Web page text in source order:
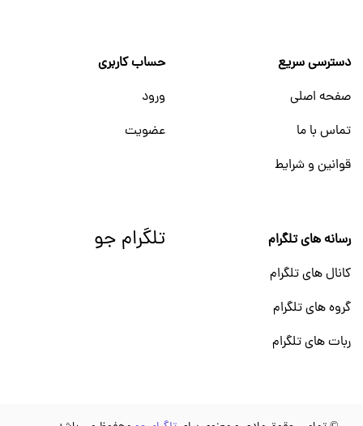
دسترسی سریع
صفحه اصلی
تماس با ما
قوانین و شرایط
حساب کاربری
ورود
عضویت
رسانه های تلگرام
کانال های تلگرام
گروه های تلگرام
ربات های تلگرام
تلگرام جو